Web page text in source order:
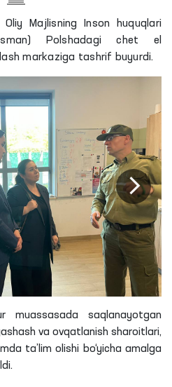
Majlisning Inson huquqlari
Polshadagi chet el
markaziga tashrif buyurdi.
muassasada saqlanayotgan
va ovqatlanish sharoitlari,
ta’lim olishi bo‘yicha amalga